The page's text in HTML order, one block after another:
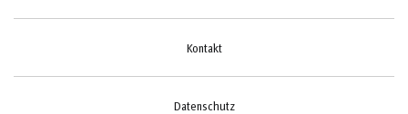
Kontakt
Datenschutz